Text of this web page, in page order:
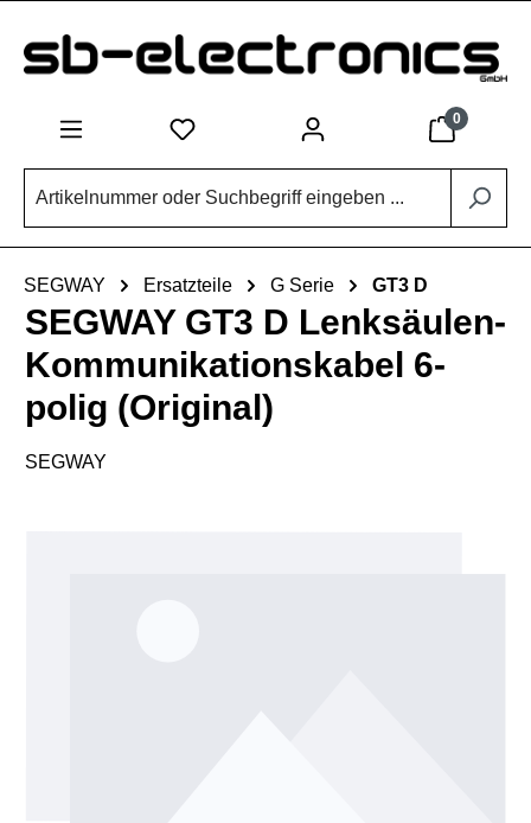
0
SEGWAY Ersatzteile G Serie GT3 D
SEGWAY GT3 D Lenksäulen-
Kommunikationskabel 6-
polig (Original)
SEGWAY